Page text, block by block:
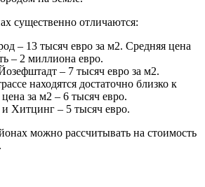
существенно отличаются:
– 13 тысяч евро за м2. Средняя цена
– 2 миллиона евро.
– 7 тысяч евро за м2.
находятся достаточно близко к
за м2 – 6 тысяч евро.
Хитцинг – 5 тысяч евро.
можно рассчитывать на стоимость